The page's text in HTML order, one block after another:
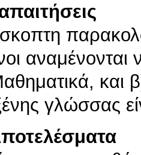
και
γλώσσας